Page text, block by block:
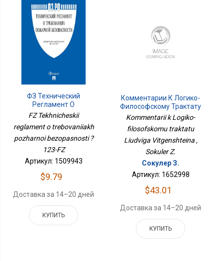
ФЗ Технический
Регламент О
Требованиях Пожарной
Безопасности № 123-ФЗ
FZ Tekhnicheskii
reglament o trebovaniiakh
pozharnoi bezopasnosti ?
123-FZ
Артикул: 1509943
$9.79
Доставка за 14–20 дней
КУПИТЬ
Комментарии К Логико-
Философскому Трактату
Людвига Витгенштейна
Kommentarii k Logiko-
filosofskomu traktatu
Liudviga Vitgenshteina ,
Sokuler Z.
Сокулер З.
Артикул: 1652998
$43.01
Доставка за 14–20 дней
КУПИТЬ